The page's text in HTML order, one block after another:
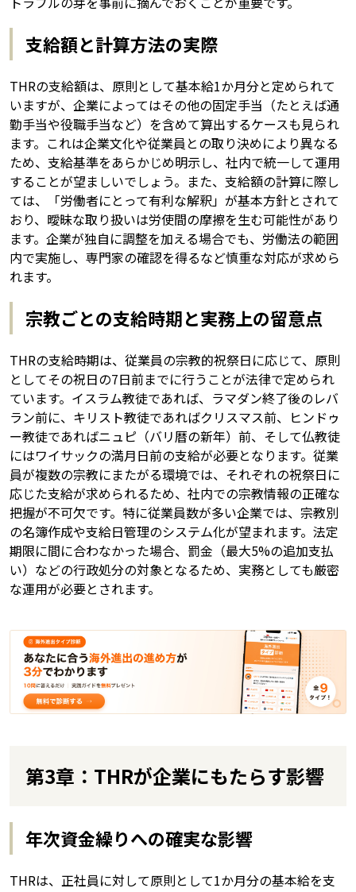
支給額と計算方法の実際
THRの支給額は、原則として基本給1か月分と定められて
いますが、企業によってはその他の固定手当（たとえば通
勤手当や役職手当など）を含めて算出するケースも見られ
ます。これは企業文化や従業員との取り決めにより異なる
ため、支給基準をあらかじめ明示し、社内で統一して運用
することが望ましいでしょう。また、支給額の計算に際し
ては、「労働者にとって有利な解釈」が基本方針とされて
おり、曖昧な取り扱いは労使間の摩擦を生む可能性があり
ます。企業が独自に調整を加える場合でも、労働法の範囲
内で実施し、専門家の確認を得るなど慎重な対応が求めら
れます。
宗教ごとの支給時期と実務上の留意点
THRの支給時期は、従業員の宗教的祝祭日に応じて、原則
としてその祝日の7日前までに行うことが法律で定められ
ています。イスラム教徒であれば、ラマダン終了後のレバ
ラン前に、キリスト教徒であればクリスマス前、ヒンドゥ
ー教徒であればニュピ（バリ暦の新年）前、そして仏教徒
にはワイサックの満月日前の支給が必要となります。従業
員が複数の宗教にまたがる環境では、それぞれの祝祭日に
応じた支給が求められるため、社内での宗教情報の正確な
把握が不可欠です。特に従業員数が多い企業では、宗教別
の名簿作成や支給日管理のシステム化が望まれます。法定
期限に間に合わなかった場合、罰金（最大5%の追加支払
い）などの行政処分の対象となるため、実務としても厳密
な運用が必要とされます。
第3章：THRが企業にもたらす影響
年次資金繰りへの確実な影響
THRは、正社員に対して原則として1か月分の基本給を支